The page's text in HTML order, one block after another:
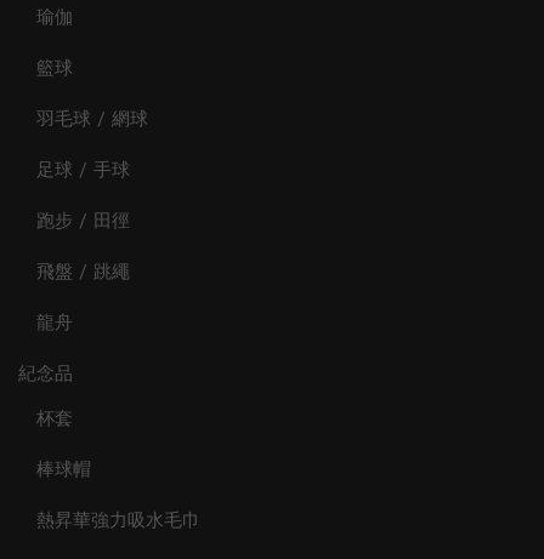
瑜伽
籃球
羽毛球 / 網球
足球 / 手球
跑步 / 田徑
飛盤 / 跳繩
龍舟
紀念品
杯套
棒球帽
熱昇華強力吸水毛巾